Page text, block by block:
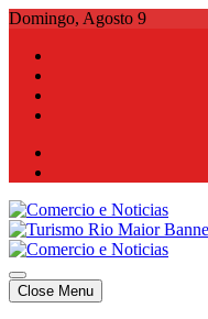
Skip
content
Domingo, Agosto 9
Comercio e Noticias
Notícias e Publicidade Online
Comercio e Noticias
Notícias e Publicidade Online
Close Menu